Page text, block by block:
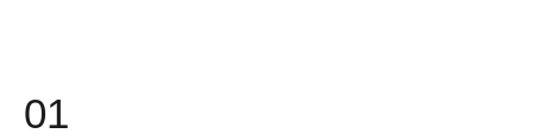
01